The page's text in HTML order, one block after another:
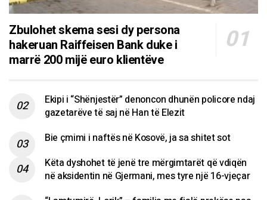
Zbulohet skema sesi dy persona
hakeruan Raiffeisen Bank duke i
marrë 200 mijë euro klientëve
Ekipi i “Shënjestër” denoncon dhunën policore ndaj
gazetarëve të saj në Han të Elezit
Bie çmimi i naftës në Kosovë, ja sa shitet sot
Këta dyshohet të jenë tre mërgimtarët që vdiqën
në aksidentin në Gjermani, mes tyre një 16-vjeçar